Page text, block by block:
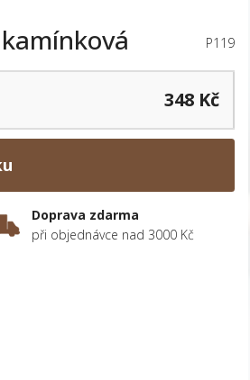
P119
348 Kč
Doprava zdarma
při objednávce nad 3000 Kč